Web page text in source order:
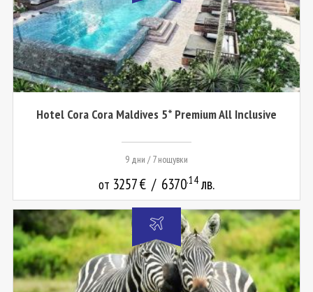
Hotel Cora Cora Maldives 5* Premium All Inclusive
9 дни / 7 нощувки
от 3257€ / 6370.14 лв.